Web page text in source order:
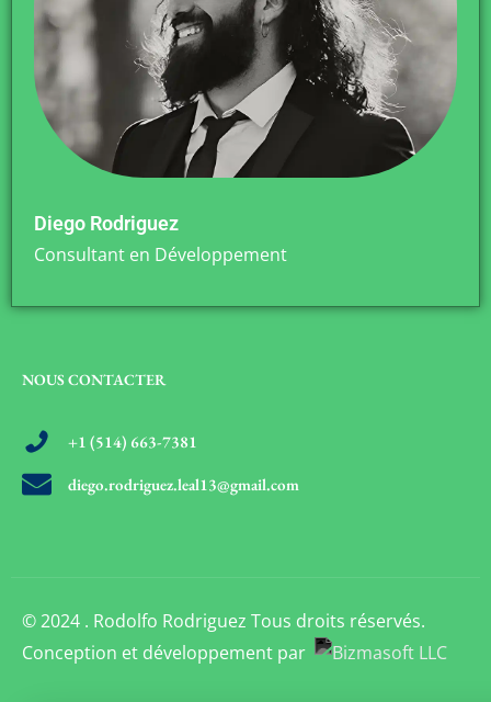
Diego Rodriguez
Consultant en Développement
NOUS CONTACTER
+1 (514) 663-7381
diego.rodriguez.leal13@gmail.com
© 2024 . Rodolfo Rodriguez Tous droits réservés.
Conception et développement par